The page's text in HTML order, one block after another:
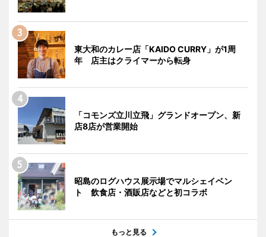
東大和のカレー店「KAIDO CURRY」が1周
年 店主はクライマーから転身
「コモンズ立川立飛」グランドオープン、新
店8店が営業開始
昭島のログハウス展示場でマルシェイベン
ト 飲食店・酒販店などと初コラボ
もっと見る